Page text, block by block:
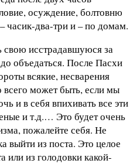
осуждение, болтовню
часик-два-три и – по домам.
исстрадавшуюся за
объедаться. После Пасхи
всякие, несварения
может быть, если мы
и в себя впихивать все эти
и т.д.… Это будет очень
пожалейте себя. Не
выйти из поста. Это целое
или из голодовки какой-